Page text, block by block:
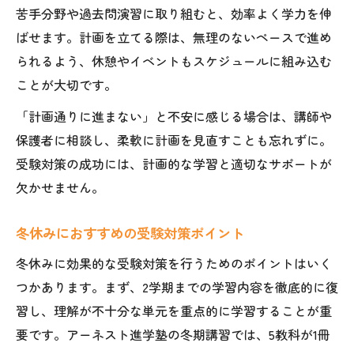
苦手分野や過去問演習に取り組むと、効率よく学力を伸
ばせます。計画を立てる際は、無理のないペースで進め
られるよう、休憩やイベントもスケジュールに組み込む
ことが大切です。
「計画通りに進まない」と不安に感じる場合は、講師や
保護者に相談し、柔軟に計画を見直すことも忘れずに。
受験対策の成功には、計画的な学習と適切なサポートが
欠かせません。
冬休みにおすすめの受験対策ポイント
冬休みに効果的な受験対策を行うためのポイントはいく
つかあります。まず、2学期までの学習内容を徹底的に復
習し、理解が不十分な単元を重点的に学習することが重
要です。アーネスト進学塾の冬期講習では、5教科が1冊